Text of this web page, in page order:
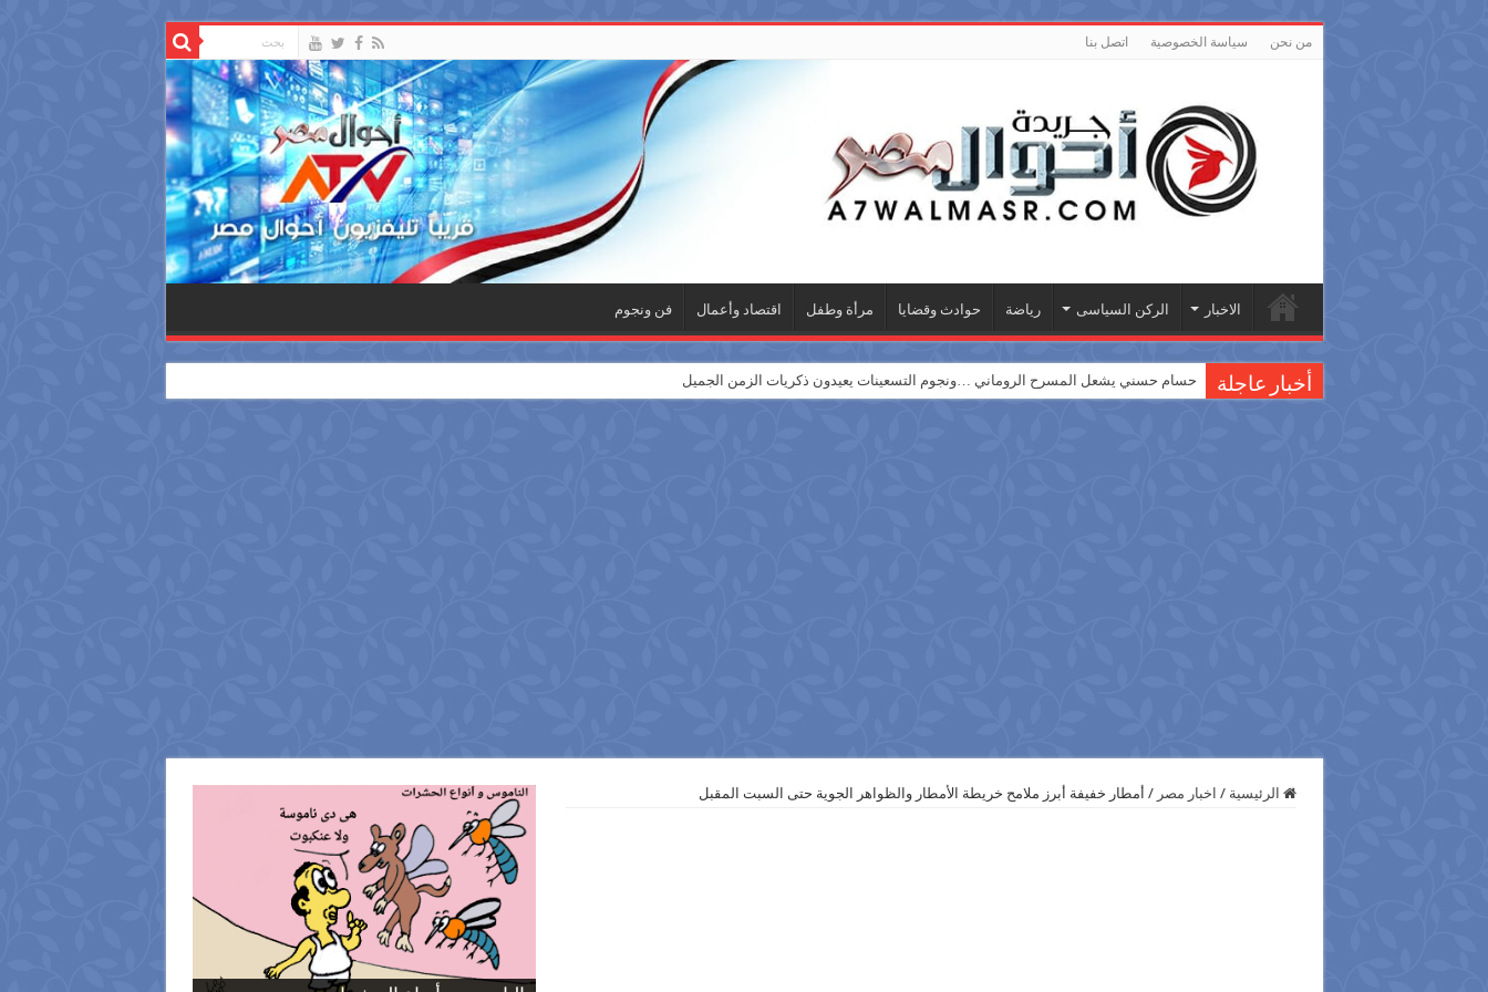
من نحن سياسة الخصوصية اتصل بنا
الاخبار الركن السياسى رياضة حوادث وقضايا مرأة وطفل اقتصاد وأعمال فن ونجوم
أخبار عاجلة حسام حسني يشعل المسرح الروماني …ونجوم التسعينات يعيدون ذكريات الزمن الجميل
الرئيسية / اخبار مصر / أمطار خفيفة أبرز ملامح خريطة الأمطار والظواهر الجوية حتى السبت المقبل